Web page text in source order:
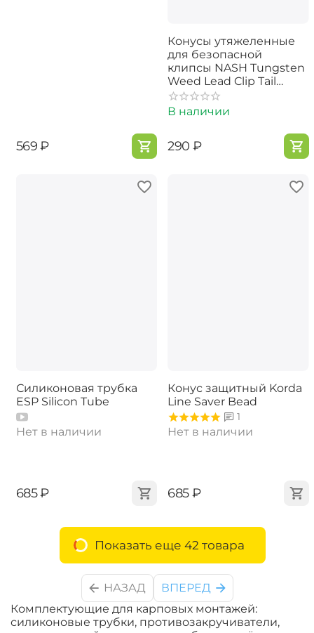
Комплектующие для карповых монтажей:
силиконовые трубки, противозакручиватели,
‍569‍ ₽
Конусы утяжеленные
для безопасной
клипсы NASH Tungsten
Weed Lead Clip Tail
Rubber
В наличии
‍290‍ ₽
Силиконовая трубка
ESP Silicon Tube
Нет в наличии
‍685‍₽
Конус защитный Korda
Line Saver Bead
1
Нет в наличии
‍685‍₽
Показать еще 42 товара
НАЗАД ВПЕРЕД